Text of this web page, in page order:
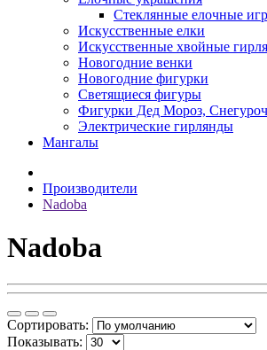
Стеклянные елочные
Искусственные елки
Искусственные хвойные
Новогодние венки
Новогодние фигурки
Светящиеся фигуры
Фигурки Дед Мороз,
Электрические гирлянды
Мангалы
Производители
Nadoba
Nadoba
Сортировать:
Показывать: